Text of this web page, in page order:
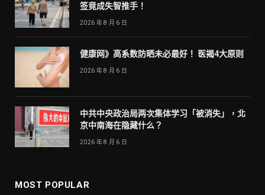
签竟成失智推手！
2026 年 8 月 6 日
健康网》高系数防晒未必最好！ 医揭4大原则
2026 年 8 月 6 日
中共中央政治局两次集体学习「被消失」，北
京中南海在隐藏什么？
2026 年 8 月 6 日
MOST POPULAR